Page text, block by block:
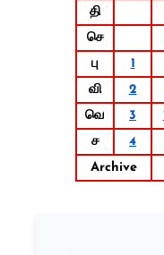
தி
செ
பு
1
வி
2
வெ
3
ச
4
Archive